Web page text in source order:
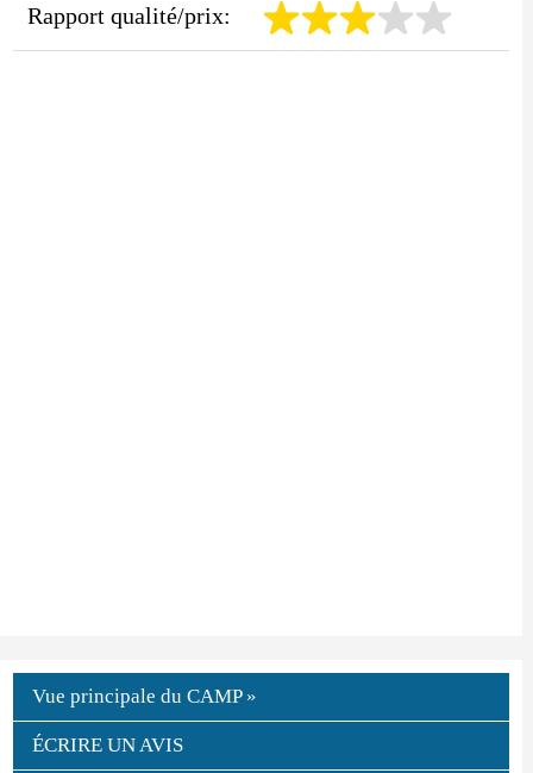
Rapport qualité/prix:
Vue principale du CAMP »
ÉCRIRE UN AVIS